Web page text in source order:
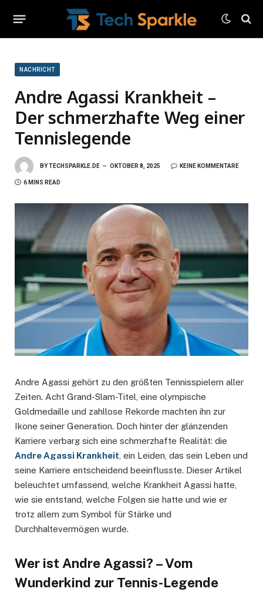
NACHRICHT
Andre Agassi Krankheit –
Der schmerzhafte Weg einer
Tennislegende
BYTECHSPARKLE.DE OKTOBER 8, 2025 KEINE KOMMENTARE
6 MINS READ
Andre Agassi gehört zu den größten Tennisspielern aller
Zeiten. Acht Grand-Slam-Titel, eine olympische
Goldmedaille und zahllose Rekorde machten ihn zur
Ikone seiner Generation. Doch hinter der glänzenden
Karriere verbarg sich eine schmerzhafte Realität: die
Andre Agassi Krankheit , ein Leiden, das sein Leben und
seine Karriere entscheidend beeinflusste. Dieser Artikel
beleuchtet umfassend, welche Krankheit Agassi hatte,
wie sie entstand, welche Folgen sie hatte und wie er
trotz allem zum Symbol für Stärke und
Durchhaltevermögen wurde.
Wer ist Andre Agassi? – Vom
Wunderkind zur Tennis-Legende